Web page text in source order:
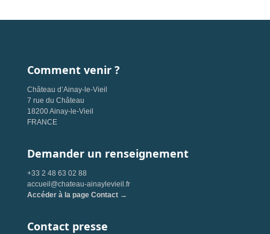
Comment venir ?
Château d’Ainay-le-Vieil
7 rue du Château
18200 Ainay-le-Vieil
FRANCE
Demander un renseignement
+33 2 48 63 02 88
accueil@chateau-ainaylevieil.fr
Accéder à la page Contact →
Contact presse